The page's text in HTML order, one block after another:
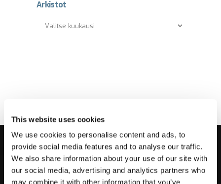
This website uses cookies
We use cookies to personalise content and ads, to
provide social media features and to analyse our traffic.
We also share information about your use of our site with
our social media, advertising and analytics partners who
may combine it with other information that you’ve
Arkistot
Arkistot
TARKMET YRITYKSENÄ